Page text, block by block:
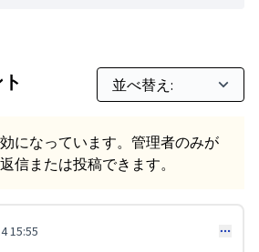
になっています。管理者のみが
信または投稿できます。
15:55